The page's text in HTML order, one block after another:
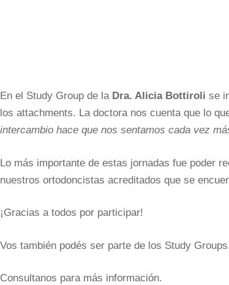
En el Study Group de la Dra. Alicia Bottiroli se
los attachments. La doctora nos cuenta que lo
intercambio hace que nos sentamos cada vez
Lo más importante de estas jornadas fue poder
nuestros ortodoncistas acreditados que se
¡Gracias a todos por participar!
Vos también podés ser parte de los Study
Consultanos para más información.